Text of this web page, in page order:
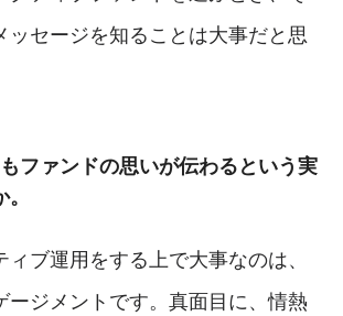
ッセージを知ることは大事だと思
ファンドの思いが伝わるという実
ブ運用をする上で大事なのは、
ージメントです。真面目に、情熱